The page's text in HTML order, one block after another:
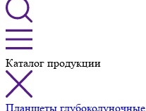
Каталог продукции
Планшеты глубоколуночные